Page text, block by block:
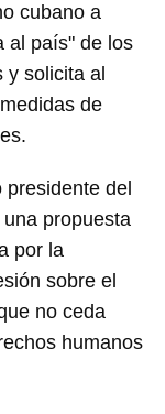
cubano a
al país" de los
y solicita al
de
del
propuesta
por la
sobre el
no ceda
humanos